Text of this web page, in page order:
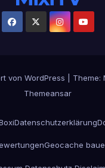
von WordPress Theme:
Themeansar
Datenschutzerklärung
Geocache